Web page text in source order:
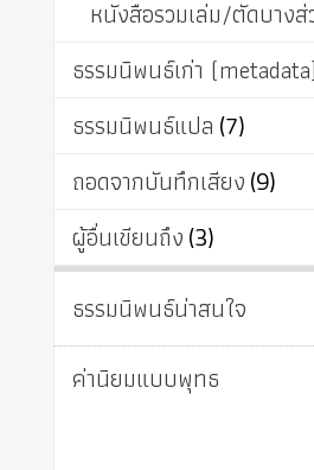
หนังสือรวมเล่ม/ตัดบางส่
ธรรมนิพนธ์เก่า (metadata)
ธรรมนิพนธ์แปล (7)
ถอดจากบันทึกเสียง(9)
ผู้อื่นเขียนถึง(3)
ธรรมนิพนธ์น่าสนใจ
ค่านิยมแบบพุทธ